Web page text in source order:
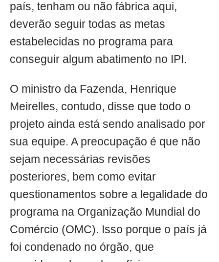
país, tenham ou não fábrica aqui,
deverão seguir todas as metas
estabelecidas no programa para
conseguir algum abatimento no IPI.
O ministro da Fazenda, Henrique
Meirelles, contudo, disse que todo o
projeto ainda está sendo analisado por
sua equipe. A preocupação é que não
sejam necessárias revisões
posteriores, bem como evitar
questionamentos sobre a legalidade do
programa na Organização Mundial do
Comércio (OMC). Isso porque o país já
foi condenado no órgão, que